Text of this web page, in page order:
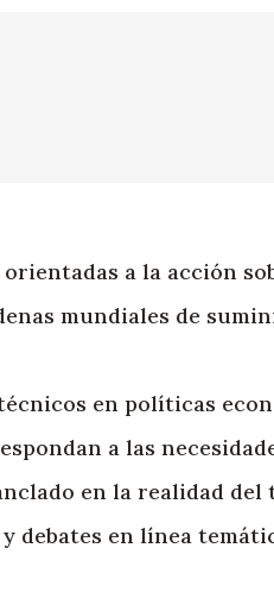
a la acción
mundiales de
en políticas
a las
en la realidad del
debates en línea